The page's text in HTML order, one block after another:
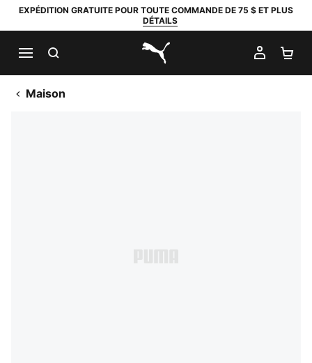
EXPÉDITION GRATUITE POUR TOUTE COMMANDE DE 75 $ ET PLUS
DÉTAILS
PUMA.com
MON
Maison